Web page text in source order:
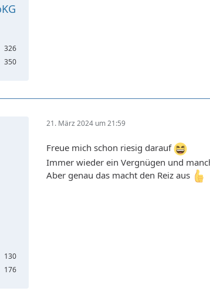
326
350
130
176
21. März 2024 um 21:59
Freue mich schon riesig darauf
Immer wieder ein Vergnügen und
Aber genau das macht den Reiz aus